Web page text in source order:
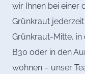
wir Ihnen bei einer
Grünkraut
Grünkraut-Mitte, in
B30 oder in den
wohnen – unser